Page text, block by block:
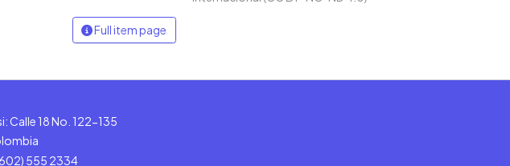
Full item page
Calle 18 No. 122-135
555 2334